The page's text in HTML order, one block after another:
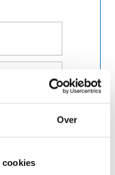
Over
cookies